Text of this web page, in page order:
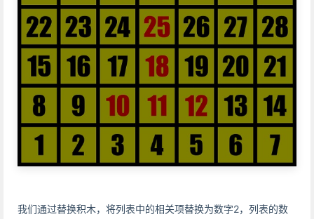
我们通过替换积木，将列表中的相关项替换为数字2，列表的数